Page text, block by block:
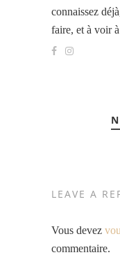
connaissez
faire, et à voir
LEAVE A
Vous devez
commentaire.